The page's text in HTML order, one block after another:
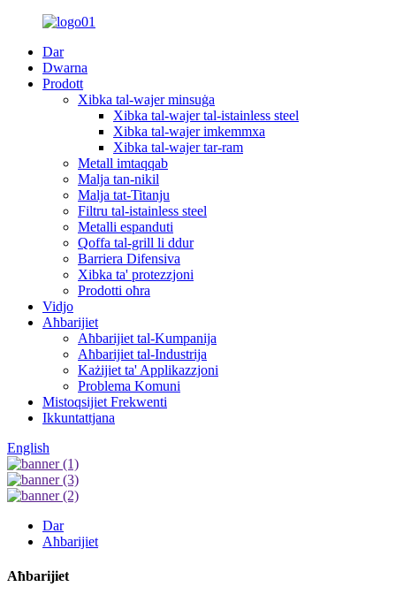
Dar
Dwarna
Prodott
Xibka tal-wajer minsuġa
Xibka tal-wajer tal-istainless steel
Xibka tal-wajer imkemmxa
Xibka tal-wajer tar-ram
Metall imtaqqab
Malja tan-nikil
Malja tat-Titanju
Filtru tal-istainless steel
Metalli espanduti
Qoffa tal-grill li ddur
Barriera Difensiva
Xibka ta' protezzjoni
Prodotti oħra
Vidjo
Aħbarijiet
Aħbarijiet tal-Kumpanija
Aħbarijiet tal-Industrija
Każijiet ta' Applikazzjoni
Problema Komuni
Mistoqsijiet Frekwenti
Ikkuntattjana
English
Dar
Aħbarijiet
Aħbarijiet